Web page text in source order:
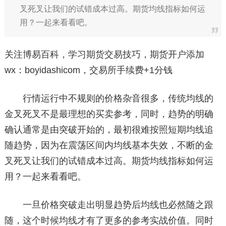
叉死叉让我们的试错成本过高。期货均线指标如何运
用？一起来看看吧。
关注博易百科，学习期货交易技巧，期货开户添加
wx：boyidashicom，交易所手续费+1分钱
行情运行中不规则的价格杂音很多，传统均线的
金叉死叉不是最理想的买卖参考，同时，趋势的明确
确认通常是由突破开始的，最初很难按照短期均线追
随趋势，因为在震荡区间内均线基本失效，不断的金
叉死叉让我们的试错成本过高。期货均线指标如何运
用？一起来看看吧。
一旦价格突破走出明显趋势后均线也必然随之跟
随，这个时候均线才有了更多的参考实战价值。同时